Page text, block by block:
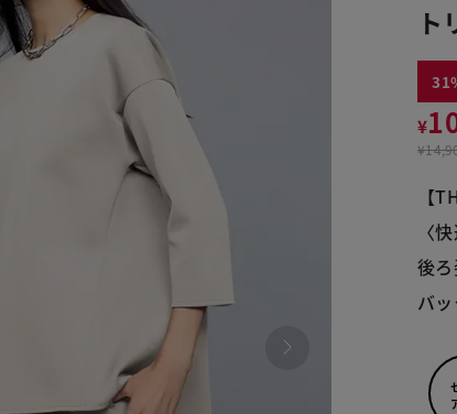
31
¥
¥
【
〈
後
バ